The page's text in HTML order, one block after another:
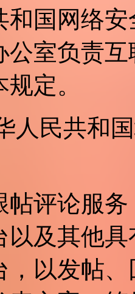
和国网络
公室负责
定。
人民共和
帖评论服
以及其他
，以发帖